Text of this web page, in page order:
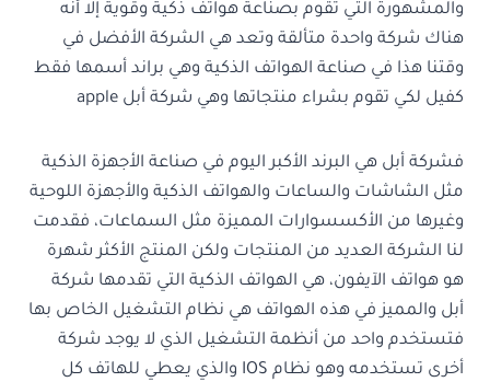
والمشهورة التي تقوم بصناعة هواتف ذكية وقوية إلا أنه
هناك شركة واحدة متألقة وتعد هي الشركة الأفضل في
وقتنا هذا في صناعة الهواتف الذكية وهي براند أسمها فقط
كفيل لكي تقوم بشراء منتجاتها وهي شركة أبل apple
فشركة أبل هي البرند الأكبر اليوم في صناعة الأجهزة الذكية
مثل الشاشات والساعات والهواتف الذكية والأجهزة اللوحية
وغيرها من الأكسسوارات المميزة مثل السماعات، فقدمت
لنا الشركة العديد من المنتجات ولكن المنتج الأكثر شهرة
هو هواتف الآيفون، هي الهواتف الذكية التي تقدمها شركة
أبل والمميز في هذه الهواتف هي نظام التشغيل الخاص بها
فتستخدم واحد من أنظمة التشغيل الذي لا يوجد شركة
أخرى تستخدمه وهو نظام IOS والذي يعطي للهاتف كل